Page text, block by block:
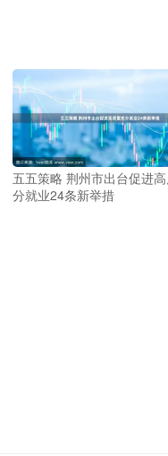
五五策略 荆州市出台促进
分就业24条新举措